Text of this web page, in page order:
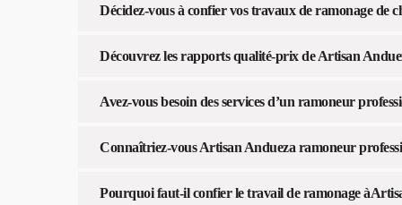
Décidez-vous à confier vos travaux de ramonage de
Découvrez les rapports qualité-prix de Artisan
Avez-vous besoin des services d’un ramoneur
Connaîtriez-vous Artisan Andueza ramoneur
Pourquoi faut-il confier le travail de ramonage